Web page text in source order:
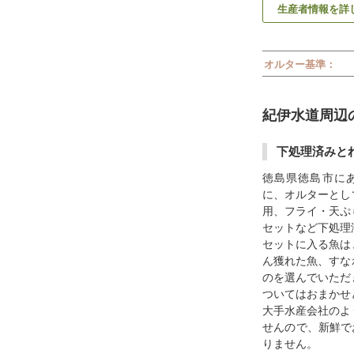
生産者情報を詳
オルター基準：
紀伊水道周辺
下処理済みと
徳島県徳島市に
に、オルターと
用、フライ・天
セットなど下処
セットに入る魚
ん獲れた魚、す
のを選んでいた
ついてはおまか
大手水産会社の
せんので、新鮮
りません。